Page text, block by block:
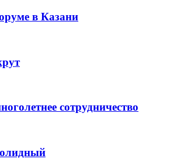
в Казани
сотрудничество